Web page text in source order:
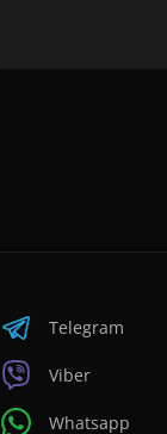
Telegram
Viber
Whatsapp